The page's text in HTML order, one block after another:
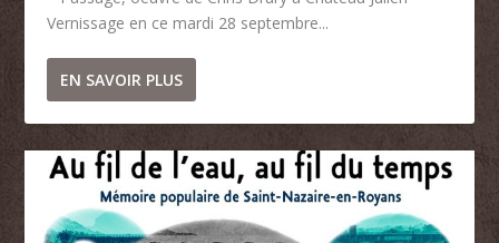
Vernissage en ce mardi 28 septembre...
EN SAVOIR PLUS